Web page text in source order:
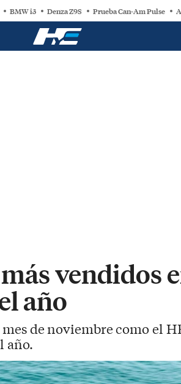
BMW i3 Denza Z9S Prueba Can-Am Pulse
vendidos
año
de noviembre como el
año.